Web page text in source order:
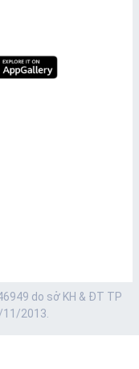
do sở KH & ĐT TP
11/2013.